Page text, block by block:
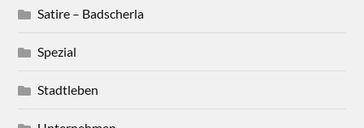
Satire – Badscherla
Spezial
Stadtleben